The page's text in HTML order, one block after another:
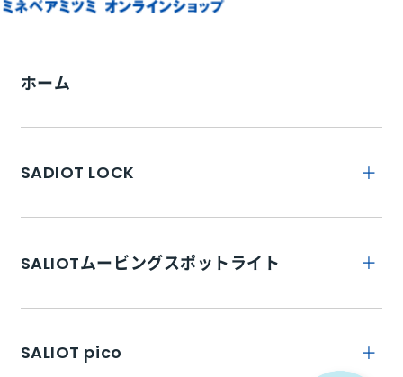
ホーム
SADIOT LOCK
SADIOT LOCKとは
SADIOT LOCK Hub
SALIOTムービングスポットライト
商品詳細
SALIOT pico